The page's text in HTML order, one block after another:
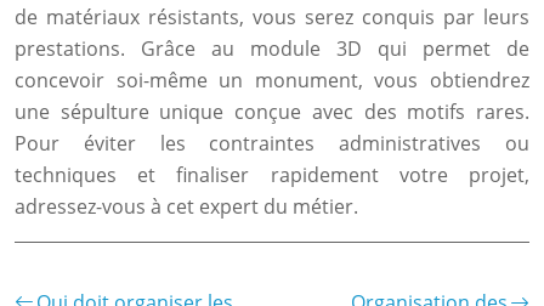
de matériaux résistants, vous serez conquis par leurs
prestations. Grâce au module 3D qui permet de
concevoir soi-même un monument, vous obtiendrez
une sépulture unique conçue avec des motifs rares.
Pour éviter les contraintes administratives ou
techniques et finaliser rapidement votre projet,
adressez-vous à cet expert du métier.